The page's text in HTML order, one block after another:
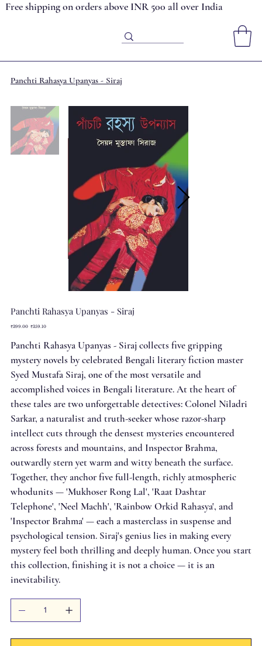
Free shipping on orders above INR 500 all over India
Panchti Rahasya Upanyas - Siraj
Panchti Rahasya Upanyas - Siraj
Original
₹399.00 Sale
₹359.10
Panchti Rahasya Upanyas - Siraj collects five gripping
mystery novels by celebrated Bengali literary fiction master
Syed Mustafa Siraj, one of the most versatile and
accomplished voices in Bengali literature. At the heart of
these tales are two unforgettable detectives: Colonel Niladri
Sarkar, a naturalist and truth-seeker whose razor-sharp
intellect cuts through the densest mysteries encountered
across forests and mountains, and Inspector Brahma,
outwardly stern yet warm and witty beneath the surface.
Together, they anchor five full-length, richly atmospheric
whodunits — 'Mukhoser Rong Lal', 'Raat Dashtar
Telephone', 'Neel Machh', 'Rainbow Orkid Rahasya', and
'Inspector Brahma' — each a masterclass in suspense and
psychological tension. Siraj's genius lies in making every
mystery feel both thrilling and deeply human. Once you start
this collection, finishing it is not a choice — it is an
inevitability.